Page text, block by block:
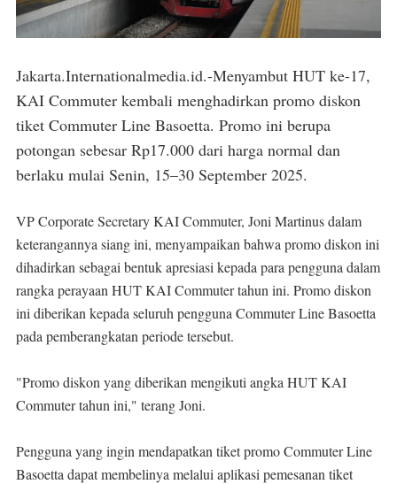
Jakarta.Internationalmedia.id.-Menyambut HUT ke-17,
KAI Commuter kembali menghadirkan promo diskon
tiket Commuter Line Basoetta. Promo ini berupa
potongan sebesar Rp17.000 dari harga normal dan
berlaku mulai Senin, 15–30 September 2025.
VP Corporate Secretary KAI Commuter, Joni Martinus dalam
keterangannya siang ini, menyampaikan bahwa promo diskon ini
dihadirkan sebagai bentuk apresiasi kepada para pengguna dalam
rangka perayaan HUT KAI Commuter tahun ini. Promo diskon
ini diberikan kepada seluruh pengguna Commuter Line Basoetta
pada pemberangkatan periode tersebut.
"Promo diskon yang diberikan mengikuti angka HUT KAI
Commuter tahun ini," terang Joni.
Pengguna yang ingin mendapatkan tiket promo Commuter Line
Basoetta dapat membelinya melalui aplikasi pemesanan tiket